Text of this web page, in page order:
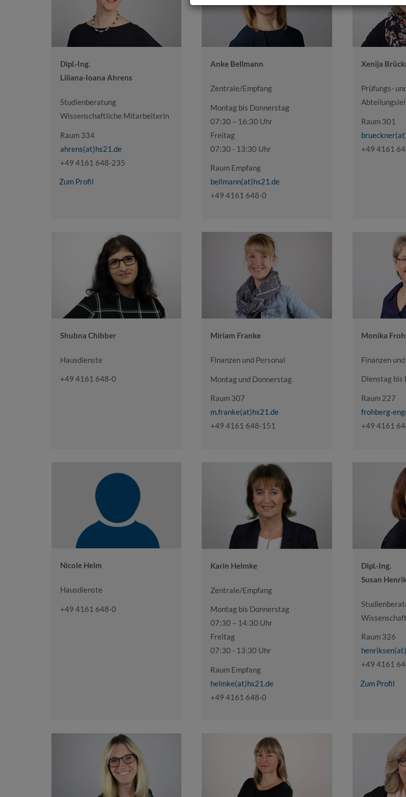
Dipl.-Ing.
Liliana-Ioana Ahrens
Studienberatung
Wissenschaftliche Mitarbeiterin
Raum 334
ahrens(at)hs21.de
+49 4161 648-235
Zum Profil
Anke Bellmann
Zentrale/Empfang
Montag bis Donnerstag
07:30 – 16:30 Uhr
Freitag
07:30 - 13:30 Uhr
Raum Empfang
bellmann(at)hs21.de
+49 4161 648-0
Xenija
Prüfungs-
Raum 301
+49 4161
Shubna Chibber
Hausdienste
+49 4161 648-0
Miriam Franke
Finanzen und Personal
Montag und Donnerstag
Raum 307
m.franke(at)hs21.de
+49 4161 648-151
Monika
Finanzen
Dienstag bis
Raum 227
frohberg-
+49 4161
Nicole Helm
Hausdienste
+49 4161 648-0
Karin Helmke
Zentrale/Empfang
Montag bis Donnerstag
07:30 – 14:30 Uhr
Freitag
07:30 - 13:30 Uhr
Raum Empfang
helmke(at)hs21.de
+49 4161 648-0
Dipl.-Ing.
Susan
Raum 326
+49 4161
Zum Profil